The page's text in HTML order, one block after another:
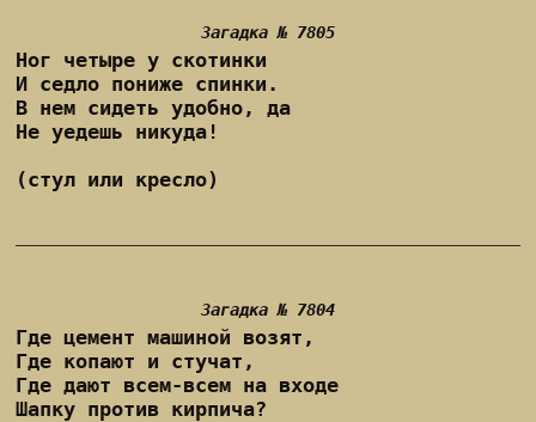
Загадка № 7805
Ног четыре у скотинки
И седло пониже спинки.
В нем сидеть удобно, да
Не уедешь никуда!
(стул или кресло)
Загадка № 7804
Где цемент машиной возят,
Где копают и стучат,
Где дают всем-всем на входе
Шапку против кирпича?